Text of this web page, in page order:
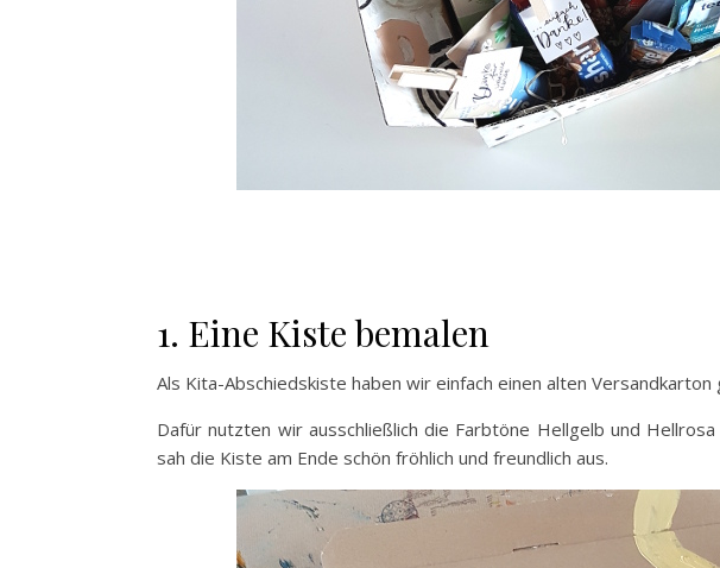
1. Eine Kiste bemalen
Als Kita-Abschiedskiste haben wir einfach einen alten
Dafür nutzten wir ausschließlich die Farbtöne Hellgelb und
sah die Kiste am Ende schön fröhlich und freundlich aus.